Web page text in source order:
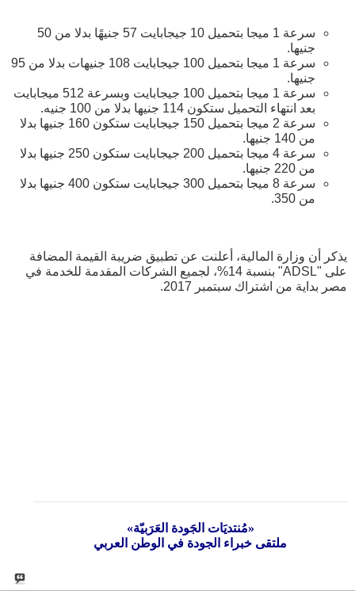
سرعة 1 ميجا بتحميل 10 جيجابايت 57 جنيهًا بدلا من 50
جنيها.
سرعة 1 ميجا بتحميل 100 جيجابايت 108 جنيهات بدلا من 95
جنيها.
سرعة 1 ميجا بتحميل 100 جيجابايت وبسرعة 512 ميجابايت
بعد انتهاء التحميل ستكون 114 جنيها بدلا من 100 جنيه.
سرعة 2 ميجا بتحميل 150 جيجابايت ستكون 160 جنيها بدلا
من 140 جنيها.
سرعة 4 ميجا بتحميل 200 جيجابايت ستكون 250 جنيها بدلا
من 220 جنيها.
سرعة 8 ميجا بتحميل 300 جيجابايت ستكون 400 جنيها بدلا
من 350.
يذكر أن وزارة المالية، أعلنت عن تطبيق ضريبة القيمة المضافة
على "ADSL" بنسبة 14%، لجميع الشركات المقدمة للخدمة في
مصر بداية من اشتراك سبتمبر 2017.
«مُنتديَات الجَودة العَرَبيّة»
ملتقى خبراء الجودة في الوطن العربي